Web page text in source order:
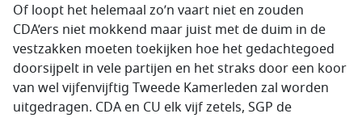
Of loopt het helemaal zo’n vaart niet en zouden
CDA’ers niet mokkend maar juist met de duim in de
vestzakken moeten toekijken hoe het gedachtegoed
doorsijpelt in vele partijen en het straks door een koor
van wel vijfenvijftig Tweede Kamerleden zal worden
uitgedragen. CDA en CU elk vijf zetels, SGP de